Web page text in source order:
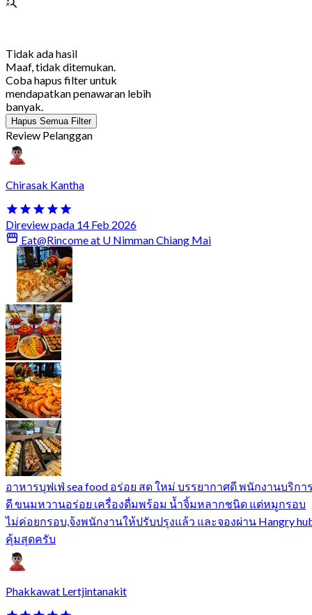
Tidak ada hasil
Maaf, tidak ditemukan.
Coba hapus filter untuk
mendapatkan penawaran lebih
banyak.
Hapus Semua Filter
Review Pelanggan
Chirasak Kantha
Direview pada 14 Feb 2026
Eat@Rincome at U Nimman Chiang Mai
อาหารบุฟเฟ่ sea food อร่อย สด ใหม่ บรรยากาศดี พนักงานบริกา
ดี ขนมหวานอร่อย เครื่องดื่มพร้อม น้ำจิ้มหลากชนิด แต่หมูกรอบ
ไม่ค่อยกรอบ,จ้งพนักงานให้ปรับปรุงแล้ว และจองผ่าน Hangry
คุ้มสุดครับ
Phakkawat Lertjintanakit